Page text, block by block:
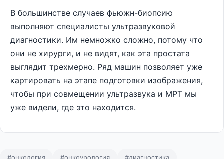
В большинстве случаев фьюжн-биопсию
выполняют специалисты ультразвуковой
диагностики. Им немножко сложно, потому что
они не хирурги, и не видят, как эта простата
выглядит трехмерно. Ряд машин позволяет уже
картировать на этапе подготовки изображения,
чтобы при совмещении ультразвука и МРТ мы
уже видели, где это находится.
#онкология #онкоурология #диагностика